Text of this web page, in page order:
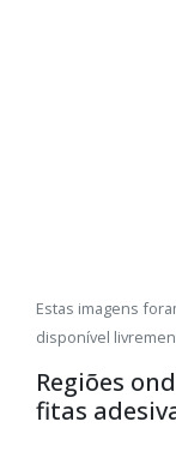
Estas imagens
disponível
Regiões
fitas